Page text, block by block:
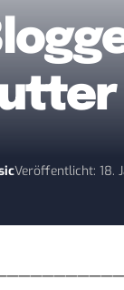
Veröffentlicht: 18.